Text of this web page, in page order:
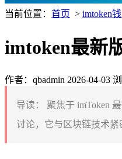
当前位置： 首页 > imtoken
imtoken最新
作者：qbadmin 2026-04-03
导读：
聚焦于 imToken
讨论，它与区块链技术